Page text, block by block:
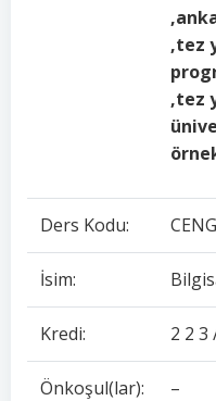
,tez
,tez
Ders Kodu:
İsim:
Kredi: 2 2 3
Önkoşul(lar): –